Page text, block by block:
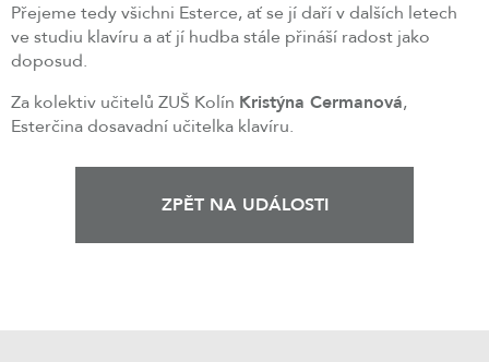
Přejeme tedy všichni Esterce, ať se jí daří v dalších letech
ve studiu klavíru a ať jí hudba stále přináší radost jako
doposud.
Za kolektiv učitelů ZUŠ Kolín Kristýna Cermanová,
Esterčina dosavadní učitelka klavíru.
ZPĚT NA UDÁLOSTI